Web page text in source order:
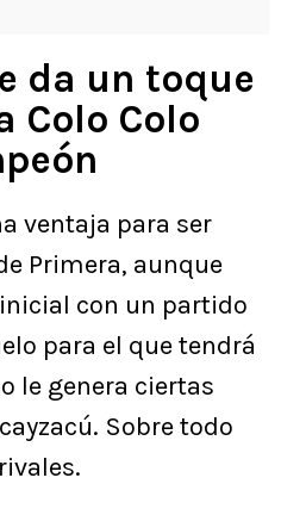
da un toque
Colo Colo
ventaja para ser
Primera, aunque
con un partido
para el que tendrá
le genera ciertas
Sobre todo